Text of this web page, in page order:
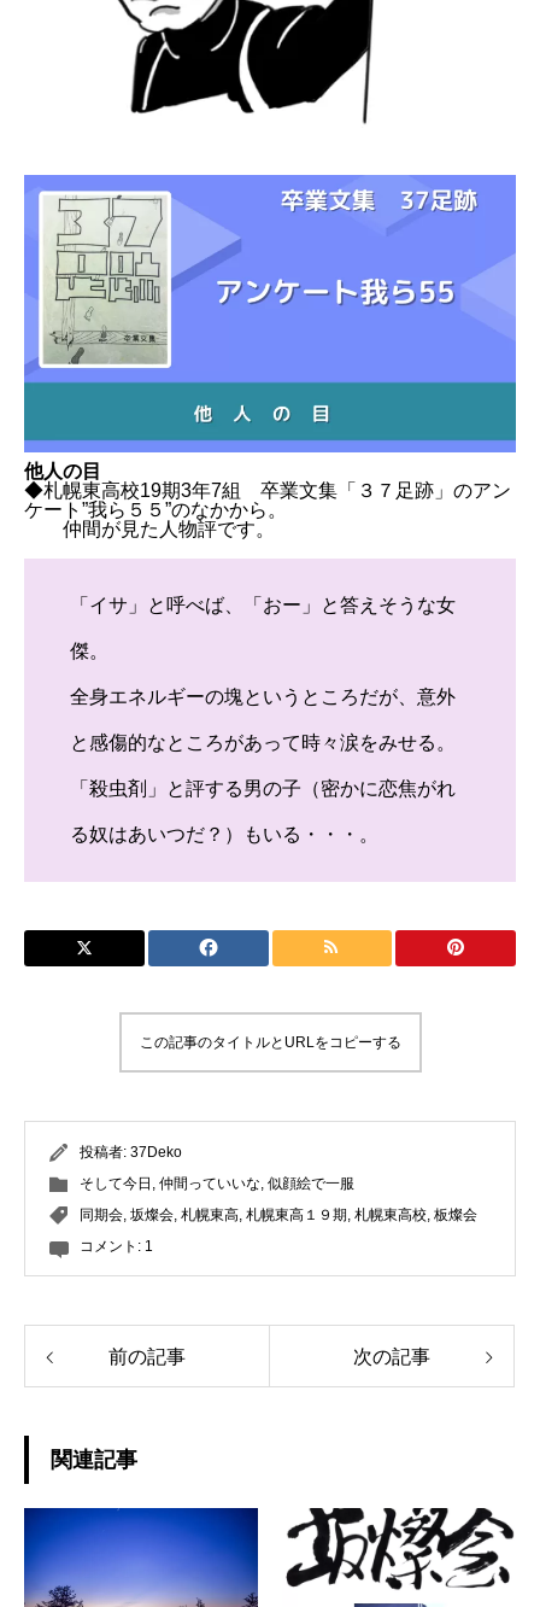
他人の目
◆札幌東高校19期3年7組 卒業文集「３７足跡」のアン
ケート”我ら５５”のなかから。
仲間が見た人物評です。
「イサ」と呼べば、「おー」と答えそうな女
傑。
全身エネルギーの塊というところだが、意外
と感傷的なところがあって時々涙をみせる。
「殺虫剤」と評する男の子（密かに恋焦がれ
る奴はあいつだ？）もいる・・・。
この記事のタイトルとURLをコピーする
投稿者: 37Deko
そして今日 , 仲間っていいな, 似顔絵で一服
同期会, 坂燦会, 札幌東高, 札幌東高１９期, 札幌東高校, 板燦会
コメント: 1
前の記事 次の記事
関連記事